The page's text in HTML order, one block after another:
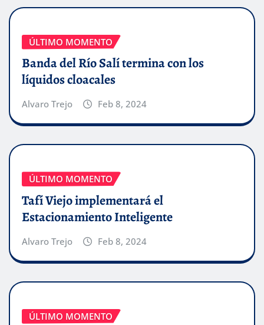
ÚLTIMO MOMENTO
Banda del Río Salí termina con los
líquidos cloacales
Alvaro Trejo Feb 8, 2024
ÚLTIMO MOMENTO
Tafí Viejo implementará el
Estacionamiento Inteligente
Alvaro Trejo Feb 8, 2024
ÚLTIMO MOMENTO